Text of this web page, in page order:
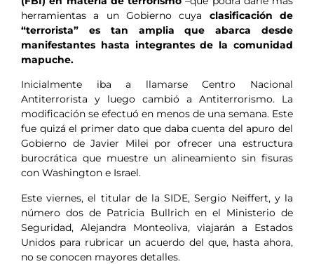
herramientas a un Gobierno cuya clasificación de
“terrorista” es tan amplia que abarca desde
manifestantes hasta integrantes de la comunidad
mapuche.
Inicialmente iba a llamarse Centro Nacional
Antiterrorista y luego cambió a Antiterrorismo. La
modificación se efectuó en menos de una semana. Este
fue quizá el primer dato que daba cuenta del apuro del
Gobierno de Javier Milei por ofrecer una estructura
burocrática que muestre un alineamiento sin fisuras
con Washington e Israel.
Este viernes, el titular de la SIDE, Sergio Neiffert, y la
número dos de Patricia Bullrich en el Ministerio de
Seguridad, Alejandra Monteoliva, viajarán a Estados
Unidos para rubricar un acuerdo del que, hasta ahora,
no se conocen mayores detalles.